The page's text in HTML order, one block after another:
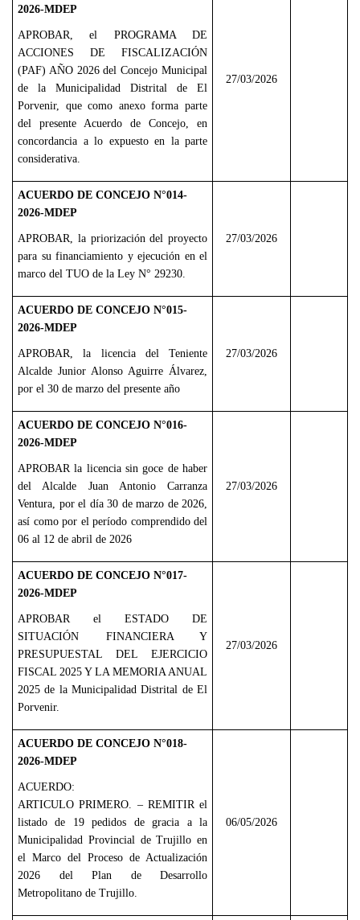
2026-MDEP
APROBAR, el PROGRAMA DE
ACCIONES DE FISCALIZACIÓN
(PAF) AÑO 2026 del Concejo Municipal
de la Municipalidad Distrital de El
Porvenir, que como anexo forma parte
del presente Acuerdo de Concejo, en
concordancia a lo expuesto en la parte
considerativa.
27/03/2026
ACUERDO DE CONCEJO N°014-
2026-MDEP
APROBAR, la priorización del proyecto
para su financiamiento y ejecución en el
marco del TUO de la Ley N° 29230.
27/03/2026
ACUERDO DE CONCEJO N°015-
2026-MDEP
APROBAR, la licencia del Teniente
Alcalde Junior Alonso Aguirre Álvarez,
por el 30 de marzo del presente año
27/03/2026
ACUERDO DE CONCEJO N°016-
2026-MDEP
APROBAR la licencia sin goce de haber
del Alcalde Juan Antonio Carranza
Ventura, por el día 30 de marzo de 2026,
así como por el período comprendido del
06 al 12 de abril de 2026
27/03/2026
ACUERDO DE CONCEJO N°017-
2026-MDEP
APROBAR el ESTADO DE
SITUACIÓN FINANCIERA Y
PRESUPUESTAL DEL EJERCICIO
FISCAL 2025 Y LA MEMORIA ANUAL
2025 de la Municipalidad Distrital de El
Porvenir.
27/03/2026
ACUERDO DE CONCEJO N°018-
2026-MDEP
ACUERDO:
ARTICULO PRIMERO. – REMITIR el
listado de 19 pedidos de gracia a la
Municipalidad Provincial de Trujillo en
el Marco del Proceso de Actualización
2026 del Plan de Desarrollo
Metropolitano de Trujillo.
06/05/2026